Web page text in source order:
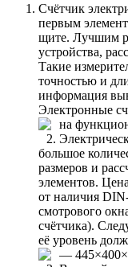
Счётчик
первым
щите. Лучшим
устройства,
Такие
точностью и
информация
Электронные
на
большое
размеров и
элементов.
от наличия
смотрового
счётчика).
её уровень
—